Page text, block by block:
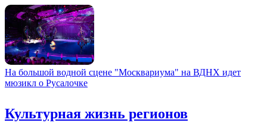
На большой водной сцене "Москвариума" на ВДНХ идет
мюзикл о Русалочке
Культурная жизнь регионов